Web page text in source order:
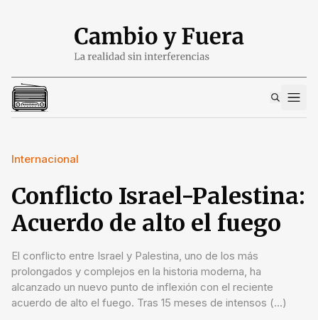
Internacional
Conflicto Israel-Palestina:
Acuerdo de alto el fuego
El conflicto entre Israel y Palestina, uno de los más
prolongados y complejos en la historia moderna, ha
alcanzado un nuevo punto de inflexión con el reciente
acuerdo de alto el fuego. Tras 15 meses de intensos (...)